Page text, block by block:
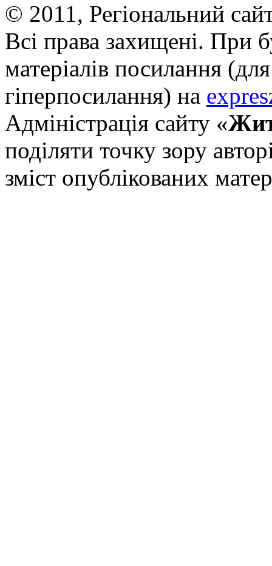
© 2011, Регіональний
Всі права захищені. При
матеріалів посилання
гіперпосилання) на
Адміністрація сайту «
поділяти точку зору
зміст опублікованих